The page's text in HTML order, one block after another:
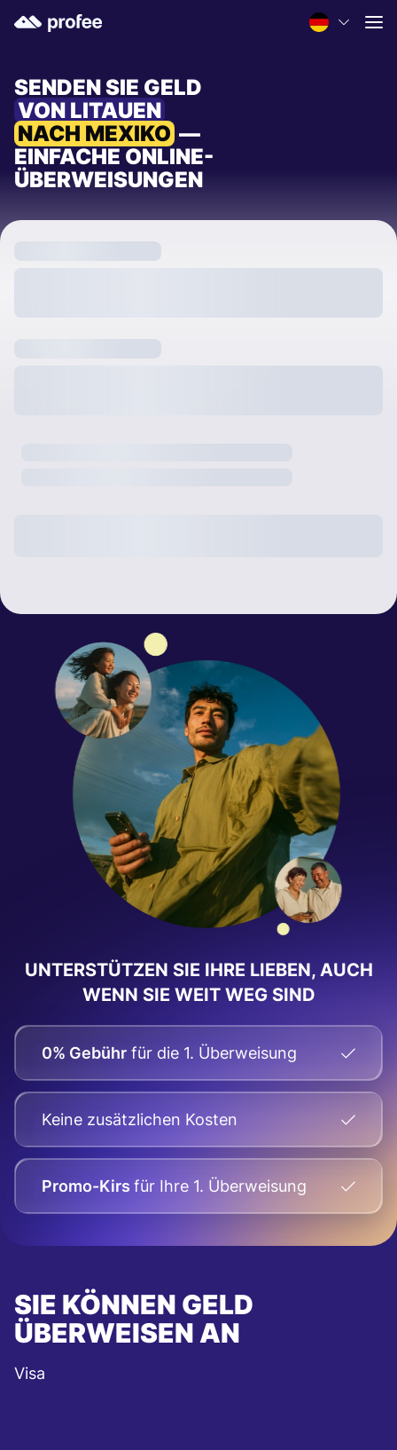
SENDEN SIE GELD
VON LITAUEN
NACH MEXIKO —
EINFACHE ONLINE-
ÜBERWEISUNGEN
UNTERSTÜTZEN SIE IHRE LIEBEN, AUCH
WENN SIE WEIT WEG SIND
0% Gebühr für die 1. Überweisung
Keine zusätzlichen Kosten
Promo-Kirs für Ihre 1. Überweisung
SIE KÖNNEN GELD
ÜBERWEISEN AN
Visa